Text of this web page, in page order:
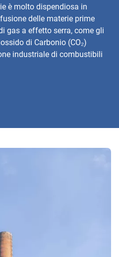
è molto dispendiosa in
delle materie prime
gas a effetto serra, come gli
di Carbonio (CO₂)
industriale di combustibili